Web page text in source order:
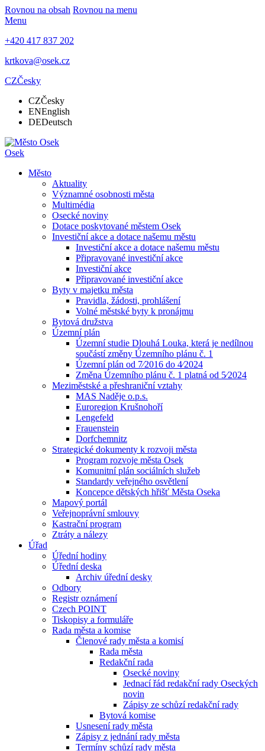
Rovnou na obsah Rovnou na menu
Menu
+420 417 837 202
krtkova@osek.cz
CZČesky
CZČesky
ENEnglish
DEDeutsch
Osek
Město
Aktuality
Významné osobnosti města
Multimédia
Osecké noviny
Dotace poskytované městem Osek
Investiční akce a dotace našemu městu
Investiční akce a dotace našemu městu
Připravované investiční akce
Investiční akce
Připravované investiční akce
Byty v majetku města
Pravidla, žádosti, prohlášení
Volné městské byty k pronájmu
Bytová družstva
Územní plán
Územní studie Dlouhá Louka, která je nedílnou
součástí změny Územního plánu č. 1
Územní plán od 7⁄2016 do 4⁄2024
Změna Územního plánu č. 1 platná od 5⁄2024
Meziměstské a přeshraniční vztahy
MAS Naděje o.p.s.
Euroregion Krušnohoří
Lengefeld
Frauenstein
Dorfchemnitz
Strategické dokumenty k rozvoji města
Program rozvoje města Osek
Komunitní plán sociálních služeb
Standardy veřejného osvětlení
Koncepce dětských hřišť Města Oseka
Mapový portál
Veřejnoprávní smlouvy
Kastrační program
Ztráty a nálezy
Úřad
Úřední hodiny
Úřední deska
Archiv úřední desky
Odbory
Registr oznámení
Czech POINT
Tiskopisy a formuláře
Rada města a komise
Členové rady města a komisí
Rada města
Redakční rada
Osecké noviny
Jednací řád redakční rady Oseckých
novin
Zápisy ze schůzí redakční rady
Bytová komise
Usnesení rady města
Zápisy z jednání rady města
Termíny schůzí rady města